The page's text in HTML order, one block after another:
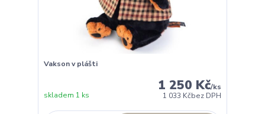
Vakson v plášti
1 250 Kč/ks
1 033 Kčbez DPH
skladem 1 ks